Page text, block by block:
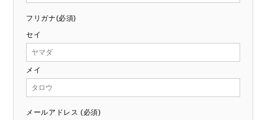
フリガナ(必須)
セイ
メイ
メールアドレス (必須)